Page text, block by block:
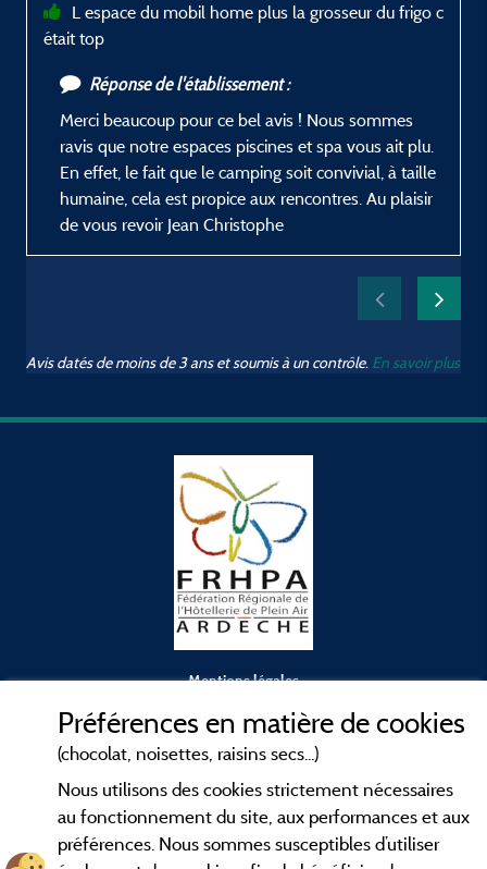
L espace du mobil home plus la grosseur du frigo c
était top
Réponse de l'établissement :
Merci beaucoup pour ce bel avis ! Nous sommes
ravis que notre espaces piscines et spa vous ait plu.
En effet, le fait que le camping soit convivial, à taille
humaine, cela est propice aux rencontres. Au plaisir
de vous revoir Jean Christophe
Avis datés de moins de 3 ans et soumis à un contrôle. En savoir plus
Mentions légales
Conditions générales d'utilisation
Contact
CGV
Préférences en matière de cookies
(chocolat, noisettes, raisins secs...)
Nous utilisons des cookies strictement nécessaires
au fonctionnement du site, aux performances et aux
préférences. Nous sommes susceptibles d’utiliser